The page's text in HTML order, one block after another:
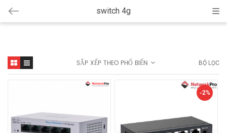
switch 4g
SẮP XẾP THEO PHỔ BIẾN BỘ LỌC
-2%